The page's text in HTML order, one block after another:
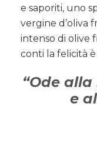
e saporiti, uno
vergine d’oliva
intenso di olive
conti la felicità è
“Ode
e